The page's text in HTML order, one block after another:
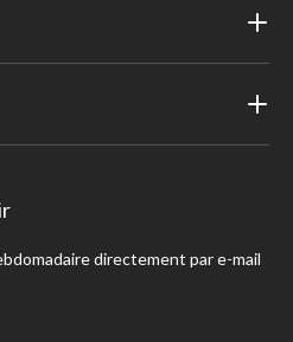
directement par e-mail